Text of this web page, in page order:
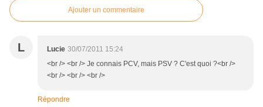
Ajouter un commentaire
L Lucie 30/07/2011 15:24
<br /> <br /> Je connais PCV, mais PSV ? C'est quoi ?<br />
<br /> <br /> <br />
Répondre